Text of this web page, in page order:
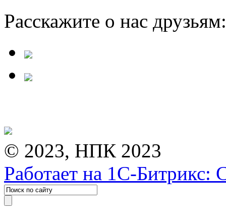
Расскажите о нас друзьям:
© 2023, НПК 2023
Работает на 1С-Битрикс: